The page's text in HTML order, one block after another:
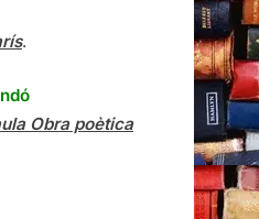
.
Obra poètica